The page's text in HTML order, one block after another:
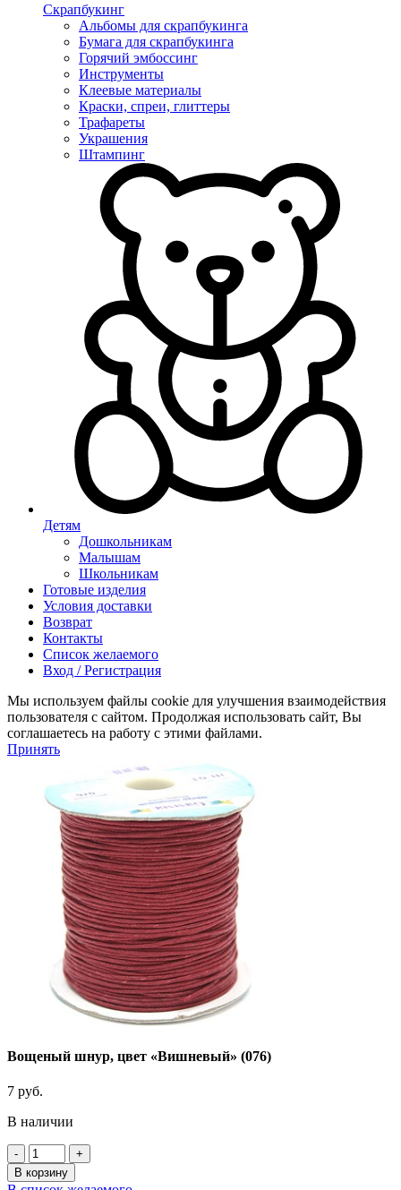
Скрапбукинг
Альбомы для скрапбукинга
Бумага для скрапбукинга
Горячий эмбоссинг
Инструменты
Клеевые материалы
Краски, спреи, глиттеры
Трафареты
Украшения
Штампинг
Детям
Дошкольникам
Малышам
Школьникам
Готовые изделия
Условия доставки
Возврат
Контакты
Список желаемого
Вход / Регистрация
Мы используем файлы cookie для улучшения взаимодействия
пользователя с сайтом. Продолжая использовать сайт, Вы
соглашаетесь на работу с этими файлами.
Принять
Вощеный шнур, цвет «Вишневый» (076)
7 руб.
В наличии
Количество
товара
Вощеный
В корзину